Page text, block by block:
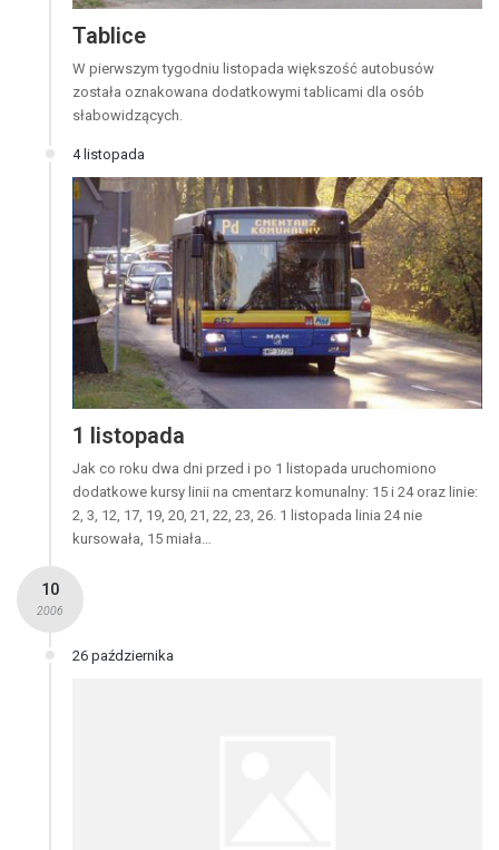
Tablice
W pierwszym tygodniu listopada większość autobusów
została oznakowana dodatkowymi tablicami dla osób
słabowidzących.
4 listopada
1 listopada
Jak co roku dwa dni przed i po 1 listopada uruchomiono
dodatkowe kursy linii na cmentarz komunalny: 15 i 24 oraz linie:
2, 3, 12, 17, 19, 20, 21, 22, 23, 26. 1 listopada linia 24 nie
kursowała, 15 miała…
10
2006
26 października